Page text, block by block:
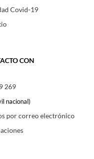
Covid-19
CON
269
nacional)
por correo electrónico